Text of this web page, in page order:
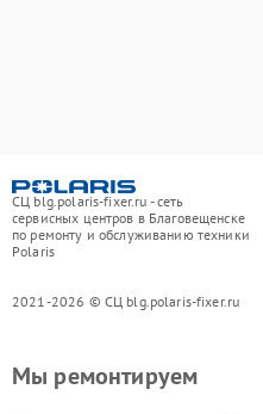
СЦ blg.polaris-fixer.ru - сеть
сервисных центров в Благовещенске
по ремонту и обслуживанию техники
Polaris
2021-2026 © СЦ blg.polaris-fixer.ru
Мы ремонтируем